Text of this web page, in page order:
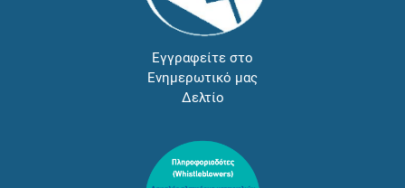
Εγγραφείτε στο
Ενημερωτικό μας
Δελτίο